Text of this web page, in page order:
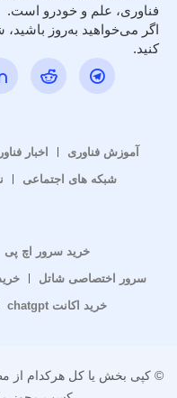
فناوری، علم و خودرو است.
اگر می‌خواهید به‌روز باشید،
کنید.
آموزش فناوری اخبار
شبکه های اجتماعی
خرید سرور اچ پی
سرور اختصاصی شاتل
خرید اکانت chatgpt
© کپی بخش یا کل هرکدام از